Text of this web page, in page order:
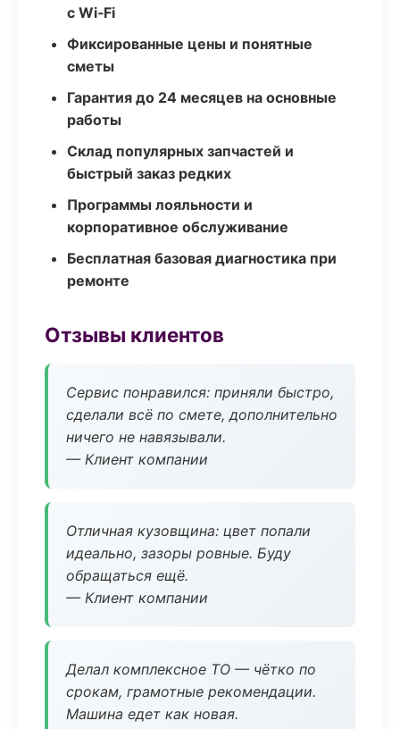
с Wi‑Fi
Фиксированные цены и понятные
сметы
Гарантия до 24 месяцев на основные
работы
Склад популярных запчастей и
быстрый заказ редких
Программы лояльности и
корпоративное обслуживание
Бесплатная базовая диагностика при
ремонте
Отзывы клиентов
Сервис понравился: приняли быстро,
сделали всё по смете, дополнительно
ничего не навязывали.
— Клиент компании
Отличная кузовщина: цвет попали
идеально, зазоры ровные. Буду
обращаться ещё.
— Клиент компании
Делал комплексное ТО — чётко по
срокам, грамотные рекомендации.
Машина едет как новая.